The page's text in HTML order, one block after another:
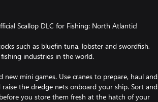
Scallop DLC for Fishing: North Atlantic!
such as bluefin tuna, lobster and swordfish,
industries in the world.
mini games. Use cranes to prepare, haul and
the dredge nets onboard your ship. Sort and
you store them fresh at the hatch of your